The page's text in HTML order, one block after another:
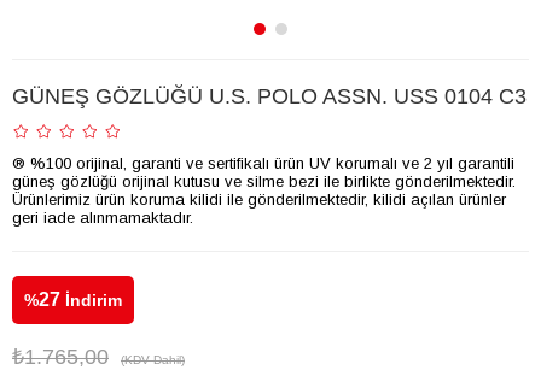
GÜNEŞ GÖZLÜĞÜ U.S. POLO ASSN. USS 0104 C3
® %100 orijinal, garanti ve sertifikalı ürün UV korumalı ve 2 yıl garantili
güneş gözlüğü orijinal kutusu ve silme bezi ile birlikte gönderilmektedir.
Ürünlerimiz ürün koruma kilidi ile gönderilmektedir, kilidi açılan ürünler
geri iade alınmamaktadır.
%27 İndirim
₺1.765,00 (KDV Dahil)